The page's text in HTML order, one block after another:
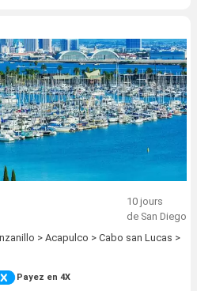
10 jours
de San Diego
> Acapulco > Cabo san Lucas >
Payez en 4X